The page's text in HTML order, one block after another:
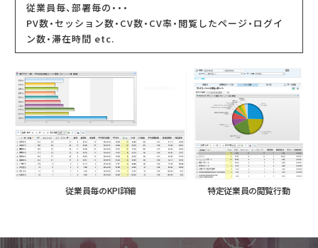
従業員毎、部署毎の・・・
PV数・セッション数・CV数・CV率・閲覧したページ・ログイ
ン数・滞在時間 etc.
従業員毎のKPI詳細 特定従業員の閲覧行動